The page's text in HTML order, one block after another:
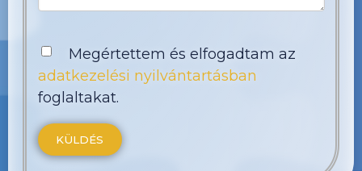
Megértettem és elfogadtam az
adatkezelési nyilvántartásban
foglaltakat.